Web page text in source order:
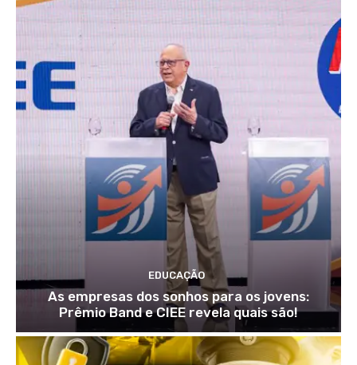
EDUCAÇÃO
As empresas dos sonhos para os jovens:
Prêmio Band e CIEE revela quais são!